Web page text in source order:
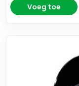
Voeg toe